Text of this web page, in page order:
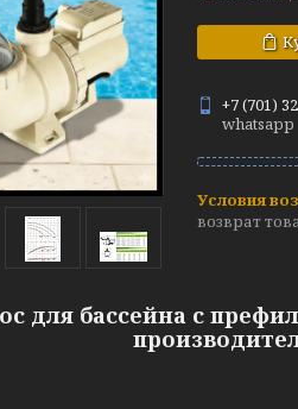
+7 (701)
whatsapp
возврат
для бассейна с